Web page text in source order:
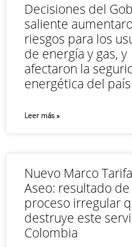
Decisiones del
saliente
riesgos para los
de energía y gas, y
afectaron la
energética del país
Leer más »
Nuevo Marco
Aseo: resultado
proceso irregular
destruye este
Colombia